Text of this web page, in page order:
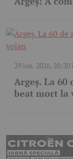
29 iun. 2026, 20:20
Argeș. La
beat mort la